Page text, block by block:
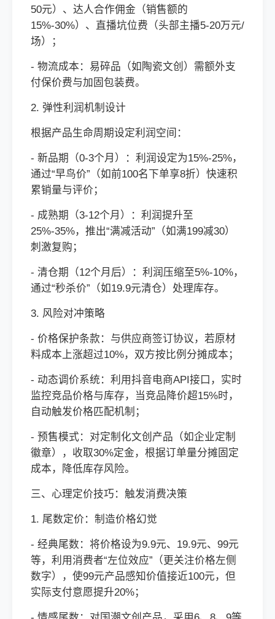
50元）、达人合作佣金（销售额的
15%-30%）、直播坑位费（头部主播5-20万元/
场）；
- 物流成本：易碎品（如陶瓷文创）需额外支
付保价费与加固包装费。
2. 弹性利润机制设计
根据产品生命周期设定利润空间：
- 新品期（0-3个月）：利润设定为15%-25%，
通过“早鸟价”（如前100名下单享8折）快速积
累销量与评价；
- 成熟期（3-12个月）：利润提升至
25%-35%，推出“满减活动”（如满199减30）
刺激复购；
- 清仓期（12个月后）：利润压缩至5%-10%，
通过“秒杀价”（如19.9元清仓）处理库存。
3. 风险对冲策略
- 价格保护条款：与供应商签订协议，若原材
料成本上涨超过10%，双方按比例分摊成本；
- 动态调价系统：利用抖音电商API接口，实时
监控竞品价格与库存，当竞品降价超15%时，
自动触发价格匹配机制；
- 预售模式：对定制化文创产品（如企业定制
徽章），收取30%定金，根据订单量分摊固定
成本，降低库存风险。
三、心理定价技巧：触发消费决策
1. 尾数定价：制造价格幻觉
- 经典尾数：将价格设为9.9元、19.9元、99元
等，利用消费者“左位效应”（更关注价格左侧
数字），使99元产品感知价值接近100元，但
实际支付意愿提升20%；